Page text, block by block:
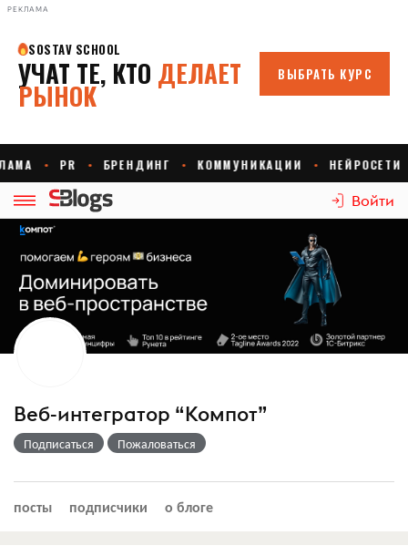
РЕКЛАМА
Войти
Веб-интегратор “Компот”
Подписаться Пожаловаться
посты подписчики о блоге